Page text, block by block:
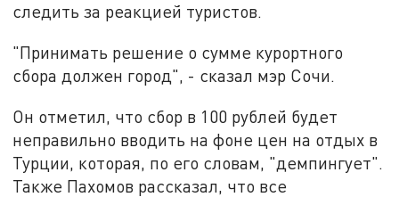
следить за реакцией туристов.
"Принимать решение о сумме курортного
сбора должен город", - сказал мэр Сочи.
Он отметил, что сбор в 100 рублей будет
неправильно вводить на фоне цен на отдых в
Турции, которая, по его словам, "демпингует".
Также Пахомов рассказал, что все